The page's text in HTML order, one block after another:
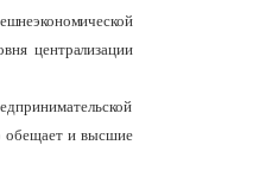
централизации
обещает и высшие